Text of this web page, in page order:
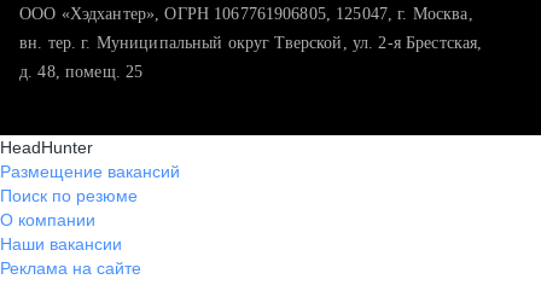
ООО «Хэдхантер», ОГРН 1067761906805, 125047, г. Москва,
вн. тер. г. Муниципальный округ Тверской, ул. 2-я Брестская,
д. 48, помещ. 25
HeadHunter
Размещение вакансий
Поиск по резюме
О компании
Наши вакансии
Реклама на сайте